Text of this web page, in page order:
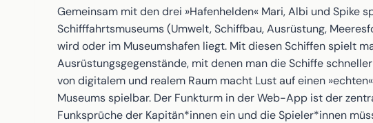
Gemeinsam mit den drei »Hafenhelden« Mari, Albi und
Schifffahrtsmuseums (Umwelt, Schiffbau, Ausrüstung,
wird oder im Museumshafen liegt. Mit diesen Schiffen spielt
Ausrüstungsgegenstände, mit denen man die Schiffe
von digitalem und realem Raum macht Lust auf einen
Museums spielbar. Der Funkturm in der Web-App ist der
Funksprüche der Kapitän*innen ein und die Spieler*innen